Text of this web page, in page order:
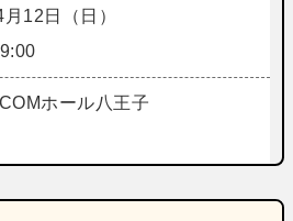
12日（日）
ホール八王子